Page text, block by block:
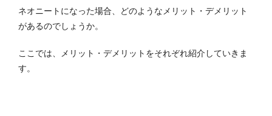
ネオニートになった場合、どのようなメリット・デメリット
があるのでしょうか。
ここでは、メリット・デメリットをそれぞれ紹介していきま
す。